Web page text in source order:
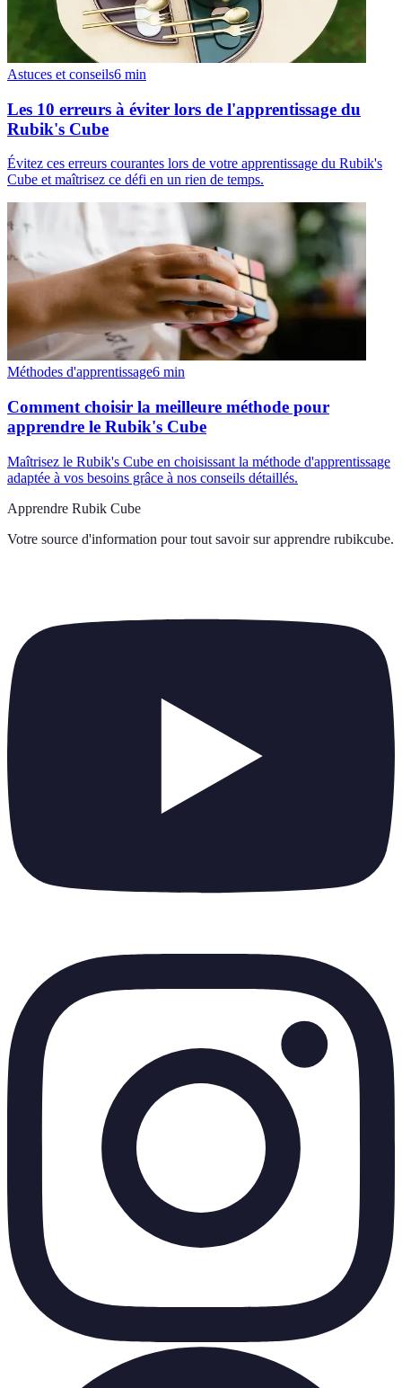
Astuces et conseils6 min
Les 10 erreurs à éviter lors de l'apprentissage du
Rubik's Cube
Évitez ces erreurs courantes lors de votre apprentissage du Rubik's
Cube et maîtrisez ce défi en un rien de temps.
Méthodes d'apprentissage6 min
Comment choisir la meilleure méthode pour
apprendre le Rubik's Cube
Maîtrisez le Rubik's Cube en choisissant la méthode d'apprentissage
adaptée à vos besoins grâce à nos conseils détaillés.
Apprendre Rubik Cube
Votre source d'information pour tout savoir sur apprendre rubikcube.